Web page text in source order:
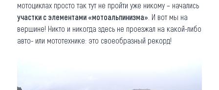
мотоциклах просто так тут не пройти уже никому – начались
участки с элементами «мотоальпинизма» . И вот мы на
вершине! Никто и никогда здесь не проезжал на какой-либо
авто- или мототехнике: это своеобразный рекорд!